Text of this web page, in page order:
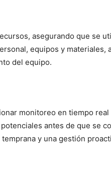
asegurando que se
equipos y materiales,
del equipo.
monitoreo en tiempo
antes de que se
y una gestión